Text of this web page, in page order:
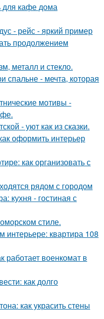
для кафе дома
- рейс - яркий пример
продолжением
металл и стекло.
спальне - мечта, которая
мотивы -
- уют как из сказки.
оформить интерьер
как организовать с
рядом с городом
кухня - гостиная с
стиле.
интерьере: квартира 108
работает военкомат в
как долго
как украсить стены